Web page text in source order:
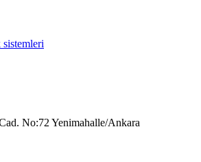
No:72 Yenimahalle/Ankara